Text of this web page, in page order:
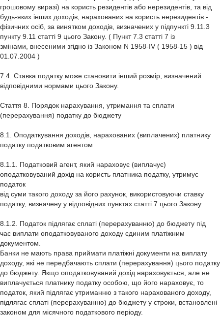
грошовому виразі) на користь резидентів або нерезидентів, та від
будь-яких інших доходів, нарахованих на користь нерезидентів -
фізичних осіб, за винятком доходів, визначених у підпункті 9.11.3
пункту 9.11 статті 9 цього Закону. ( Пункт 7.3 статті 7 із
змінами, внесеними згідно із Законом N 1958-IV ( 1958-15 ) від
01.07.2004 )
7.4. Ставка податку може становити інший розмір, визначений
відповідними нормами цього Закону.
Стаття 8. Порядок нарахування, утримання та сплати
(перерахування) податку до бюджету
8.1. Оподаткування доходів, нарахованих (виплачених) платнику
податку податковим агентом
8.1.1. Податковий агент, який нараховує (виплачує)
оподатковуваний дохід на користь платника податку, утримує
податок
від суми такого доходу за його рахунок, використовуючи ставку
податку, визначену у відповідних пунктах статті 7 цього Закону.
8.1.2. Податок підлягає сплаті (перерахуванню) до бюджету під
час виплати оподатковуваного доходу єдиним платіжним
документом.
Банки не мають права приймати платіжні документи на виплату
доходу, які не передбачають сплати (перерахування) цього податку
до бюджету. Якщо оподатковуваний дохід нараховується, але не
виплачується платнику податку особою, що його нараховує, то
податок, який підлягає утриманню з такого нарахованого доходу,
підлягає сплаті (перерахуванню) до бюджету у строки, встановлені
законом для місячного податкового періоду.